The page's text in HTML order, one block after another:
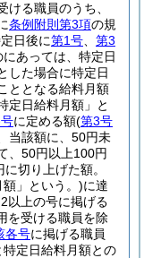
ける職員のうち、
条例附則第3項の規
日後に第1号
第3
あっては、特定日
した場合に特定日
ととなる給料月額
定日給料月額」と
に定める額(第3号
当該額に、50円未
、50円以上100円
切り上げた額。
」という。)に達
以上の号に掲げる
を受ける職員を除
各号に掲げる職員
定日給料月額との